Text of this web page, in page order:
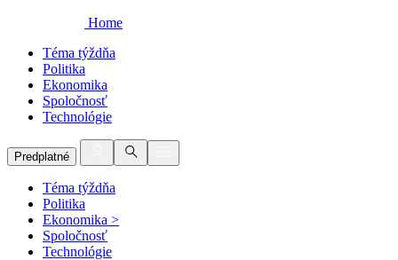
Home
Téma týždňa
Politika
Ekonomika
Spoločnosť
Technológie
Predplatné
Téma týždňa
Politika
Ekonomika >
Spoločnosť
Technológie